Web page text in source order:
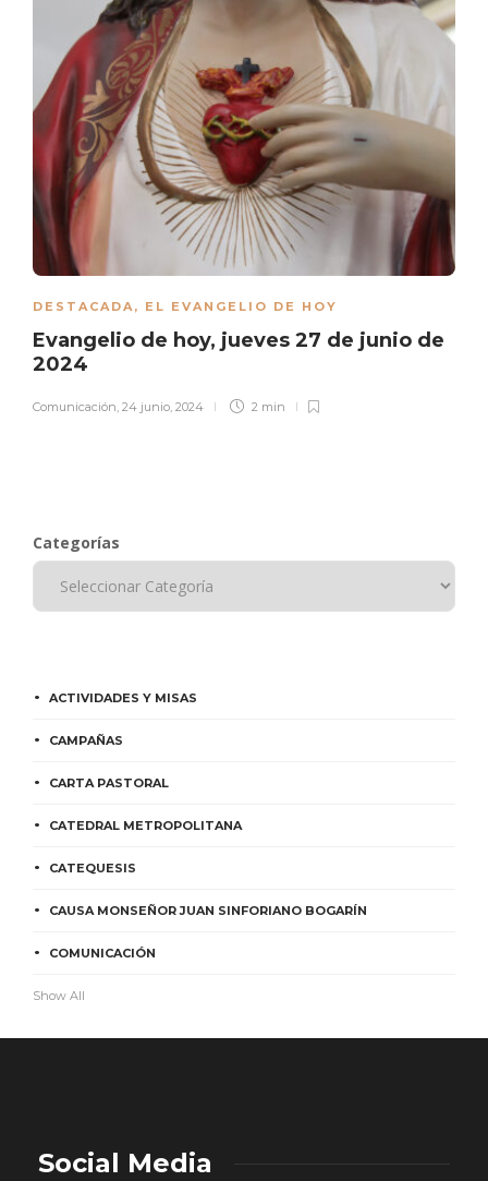
DESTACADA, EL EVANGELIO DE HOY
Evangelio de hoy, jueves 27 de junio de
2024
Comunicación, 24 junio, 2024 2 min
Categorías
ACTIVIDADES Y MISAS
CAMPAÑAS
CARTA PASTORAL
CATEDRAL METROPOLITANA
CATEQUESIS
CAUSA MONSEÑOR JUAN SINFORIANO BOGARÍN
COMUNICACIÓN
Show All
Social Media